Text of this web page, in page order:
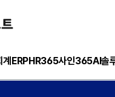
스
얼
ERPHR365사인365AI솔